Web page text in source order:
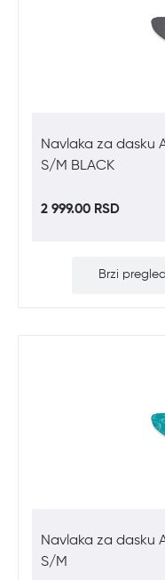
Brzi pregled
Navlaka za dasku
S/M BLACK
2 999.00 RSD
Navlaka za dasku
S/M